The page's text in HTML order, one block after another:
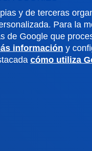
y de terceras
Para la
de Google que
información y
cómo utiliza
académico
Campus
Mayor